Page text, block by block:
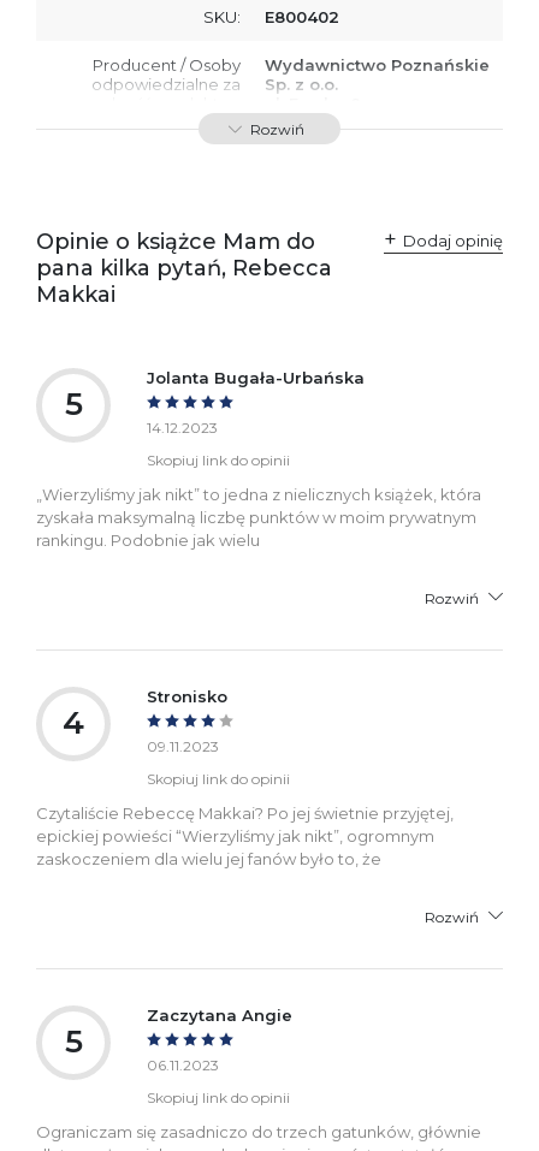
SKU: E800402
Producent / Osoby
odpowiedzialne za
przepisami:
Wydawnictwo Poznańskie
Sp. z o.o.
61-701 Poznań
Polska
Ostrzeżenia oraz
informacje dotyczące
bezpieczeństwa:
Załącznik PDF
Rozwiń
Opinie o książce Mam do
pana kilka pytań, Rebecca
Makkai
Dodaj opinię
5
Jolanta Bugała-Urbańska
14.12.2023
Skopiuj link do opinii
„Wierzyliśmy jak nikt” to jedna z nielicznych książek, która
zyskała maksymalną liczbę punktów w moim prywatnym
rankingu. Podobnie jak wielu
Rozwiń
4
Stronisko
09.11.2023
Skopiuj link do opinii
Czytaliście Rebeccę Makkai? Po jej świetnie przyjętej,
epickiej powieści “Wierzyliśmy jak nikt”, ogromnym
zaskoczeniem dla wielu jej fanów było to, że
Rozwiń
5
Zaczytana Angie
06.11.2023
Skopiuj link do opinii
Ograniczam się zasadniczo do trzech gatunków, głównie